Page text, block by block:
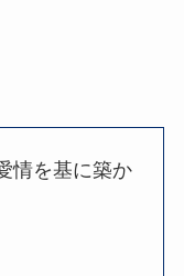
情を基に築か